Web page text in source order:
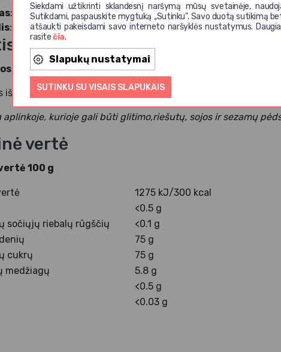
Siekdami užtikrinti sklandesnį naršymą mūsų svetainėje,
Sutikdami, paspauskite mygtuką ,,Sutinku". Savo duotą sutikimą
atšaukti pakeisdami savo interneto naršyklės nustatymus.
rasitečia.
Slapukų nustatymai
SUTINKU SU VISAIS SLAPUKAIS
: AMRITA - UAB EKO PIRK, Lietuva.
: Meksika.
dalys:šviesus agavų sirupas*.
iš ekologinio žemės ūkio.
aplinkoje, kurioje gali būti glitimo,riešutų, sojos ir sezamų
vertė
100 g
1275 kJ/300 kcal
<0.5 g
sočiųjų riebalų rūgščių
<0.1 g
75 g
cukrų
75 g
medžiagų
5.8 g
<0.5 g
<0.03 g